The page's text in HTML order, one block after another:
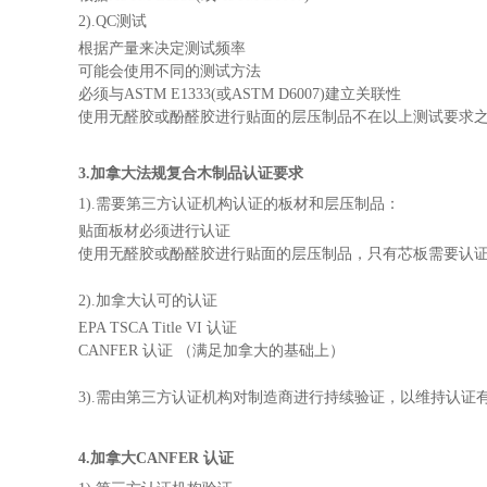
2).QC测试
根据产量来决定测试频率
可能会使用不同的测试方法
必须与ASTM E1333(或ASTM D6007)建立关联性
使用无醛胶或酚醛胶进行贴面的层压制品不在以上测试要求之
3.加拿大法规复合木制品认证要求
1).需要第三方认证机构认证的板材和层压制品：
贴面板材必须进行认证
使用无醛胶或酚醛胶进行贴面的层压制品，只有芯板需要认证
2).加拿大认可的认证
EPA TSCA Title VI 认证
CANFER 认证 （满足加拿大的基础上）
3).需由第三方认证机构对制造商进行持续验证，以维持认证
4.加拿大CANFER 认证